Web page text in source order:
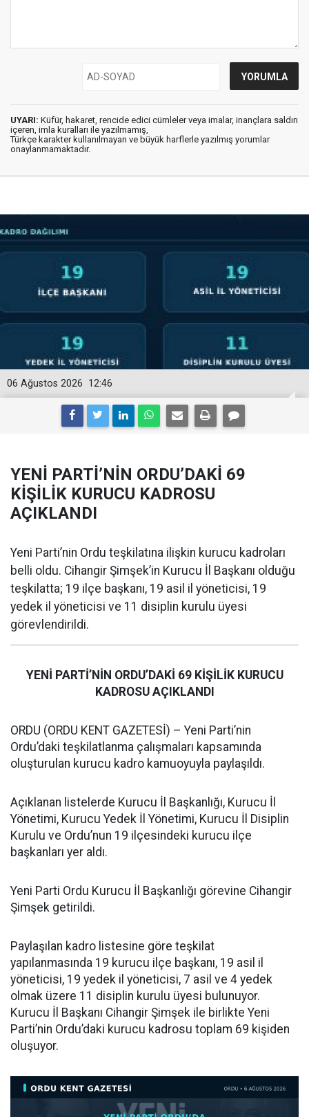
UYARI: Küfür, hakaret, rencide edici cümleler veya imalar, inançlara saldırı
içeren, imla kuralları ile yazılmamış,
Türkçe karakter kullanılmayan ve büyük harflerle yazılmış yorumlar
onaylanmamaktadır.
12:46
06 Ağustos 2026
YENİ PARTİ’NİN ORDU’DAKİ 69
KİŞİLİK KURUCU KADROSU
AÇIKLANDI
Yeni Parti’nin Ordu teşkilatına ilişkin kurucu kadroları
belli oldu. Cihangir Şimşek’in Kurucu İl Başkanı olduğu
teşkilatta; 19 ilçe başkanı, 19 asil il yöneticisi, 19
yedek il yöneticisi ve 11 disiplin kurulu üyesi
görevlendirildi.
YENİ PARTİ’NİN ORDU’DAKİ 69 KİŞİLİK KURUCU
KADROSU AÇIKLANDI
ORDU (ORDU KENT GAZETESİ) – Yeni Parti’nin
Ordu’daki teşkilatlanma çalışmaları kapsamında
oluşturulan kurucu kadro kamuoyuyla paylaşıldı.
Açıklanan listelerde Kurucu İl Başkanlığı, Kurucu İl
Yönetimi, Kurucu Yedek İl Yönetimi, Kurucu İl Disiplin
Kurulu ve Ordu’nun 19 ilçesindeki kurucu ilçe
başkanları yer aldı.
Yeni Parti Ordu Kurucu İl Başkanlığı görevine Cihangir
Şimşek getirildi.
Paylaşılan kadro listesine göre teşkilat
yapılanmasında 19 kurucu ilçe başkanı, 19 asil il
yöneticisi, 19 yedek il yöneticisi, 7 asil ve 4 yedek
olmak üzere 11 disiplin kurulu üyesi bulunuyor.
Kurucu İl Başkanı Cihangir Şimşek ile birlikte Yeni
Parti’nin Ordu’daki kurucu kadrosu toplam 69 kişiden
oluşuyor.